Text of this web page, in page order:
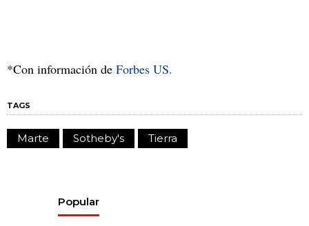
*Con información de Forbes US.
TAGS
Marte Sotheby's Tierra
Popular